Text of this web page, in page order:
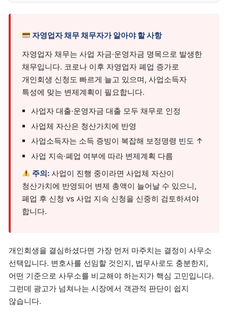
자영업자 채무 채무자가 알아야 할 사항
자영업자 채무는 사업 자금·운영자금 명목으로 발생한
채무입니다. 코로나 이후 자영업자 폐업 증가로
개인회생 신청도 빠르게 늘고 있으며, 사업소득자
특성에 맞는 변제계획이 필요합니다.
사업자 대출·운영자금 대출 모두 채무로 인정
사업체 자산은 청산가치에 반영
사업소득자는 소득 증빙이 복잡해 보정명령 빈도 ↑
사업 지속·폐업 여부에 따라 변제계획 다름
주의: 사업이 진행 중이라면 사업체 자산이
청산가치에 반영되어 변제 총액이 늘어날 수 있으니,
폐업 후 신청 vs 사업 지속 신청을 신중히 검토하셔야
합니다.
개인회생을 결심하셨다면 가장 먼저 마주치는 결정이 사무소
선택입니다. 변호사를 선임할 것인지, 법무사로도 충분한지,
어떤 기준으로 사무소를 비교해야 하는지가 핵심 고민입니다.
그런데 광고가 넘쳐나는 시장에서 객관적 판단이 쉽지
않습니다.